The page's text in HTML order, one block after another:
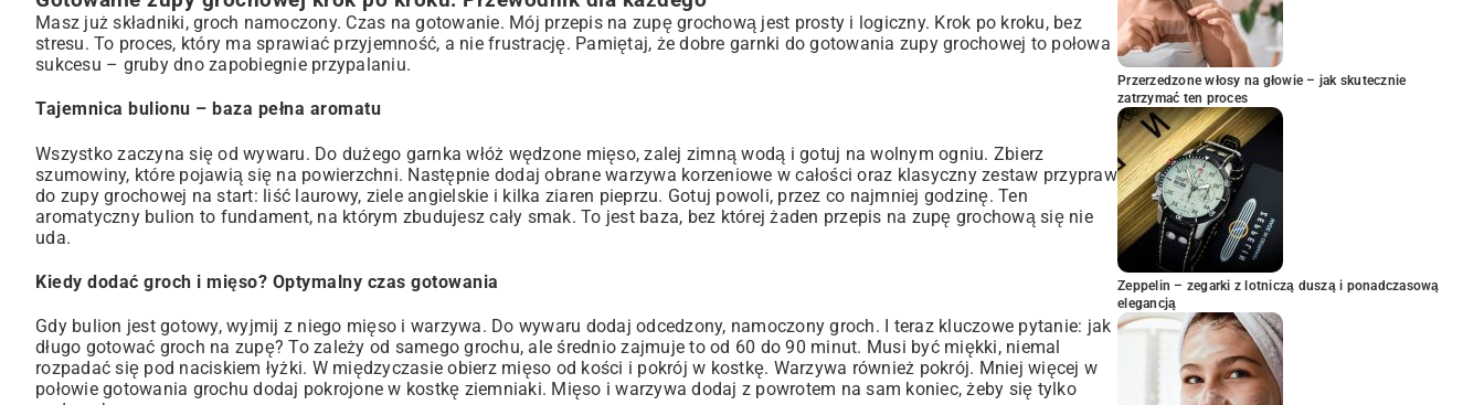
Masz już składniki, groch namoczony. Czas na gotowanie. Mój przepis na zupę grochową jest prosty i logiczny. Krok po kroku, bez
stresu. To proces, który ma sprawiać przyjemność, a nie frustrację. Pamiętaj, że dobre garnki do gotowania zupy grochowej to połowa
sukcesu – gruby dno zapobiegnie przypalaniu.
Tajemnica bulionu – baza pełna aromatu
Wszystko zaczyna się od wywaru. Do dużego garnka włóż wędzone mięso, zalej zimną wodą i gotuj na wolnym ogniu. Zbierz
szumowiny, które pojawią się na powierzchni. Następnie dodaj obrane warzywa korzeniowe w całości oraz klasyczny zestaw przypraw
do zupy grochowej na start: liść laurowy, ziele angielskie i kilka ziaren pieprzu. Gotuj powoli, przez co najmniej godzinę. Ten
aromatyczny bulion to fundament, na którym zbudujesz cały smak. To jest baza, bez której żaden przepis na zupę grochową się nie
uda.
Kiedy dodać groch i mięso? Optymalny czas gotowania
Gdy bulion jest gotowy, wyjmij z niego mięso i warzywa. Do wywaru dodaj odcedzony, namoczony groch. I teraz kluczowe pytanie: jak
długo gotować groch na zupę? To zależy od samego grochu, ale średnio zajmuje to od 60 do 90 minut. Musi być miękki, niemal
rozpadać się pod naciskiem łyżki. W międzyczasie obierz mięso od kości i pokrój w kostkę. Warzywa również pokrój. Mniej więcej w
połowie gotowania grochu dodaj pokrojone w kostkę ziemniaki. Mięso i warzywa dodaj z powrotem na sam koniec, żeby się tylko
Przerzedzone włosy na głowie – jak skutecznie
zatrzymać ten proces
Zeppelin – zegarki z lotniczą duszą i ponadczasową
elegancją